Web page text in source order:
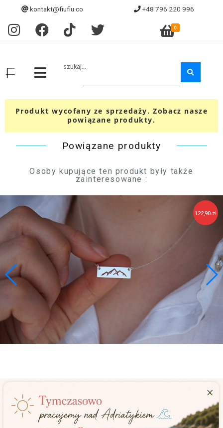
kontakt@fiufiu.co +48 796 220 996
0
szukaj...
Produkt wycofany ze sprzedaży. Zobacz nasze
powiązane produkty.
Powiązane produkty
Osoby kupujące ten produkt były także
zainteresowane :
122,90 zł